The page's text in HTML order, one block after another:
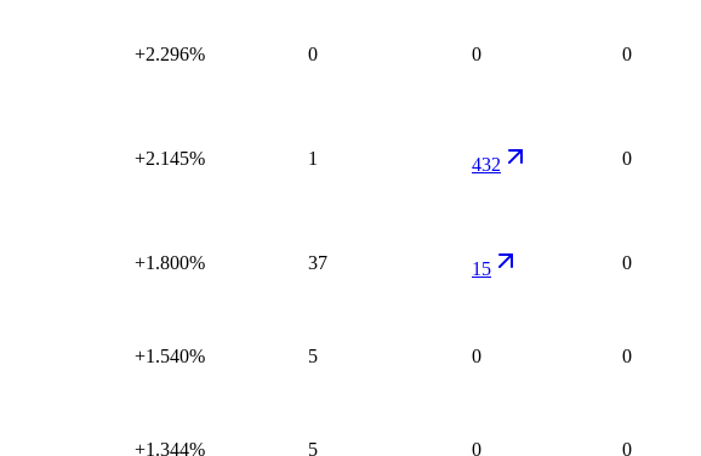
+2.296% 0 0 0
+2.145% 1 432 0
+1.800% 37 15 0
+1.540% 5 0 0
+1.344% 5 0 0